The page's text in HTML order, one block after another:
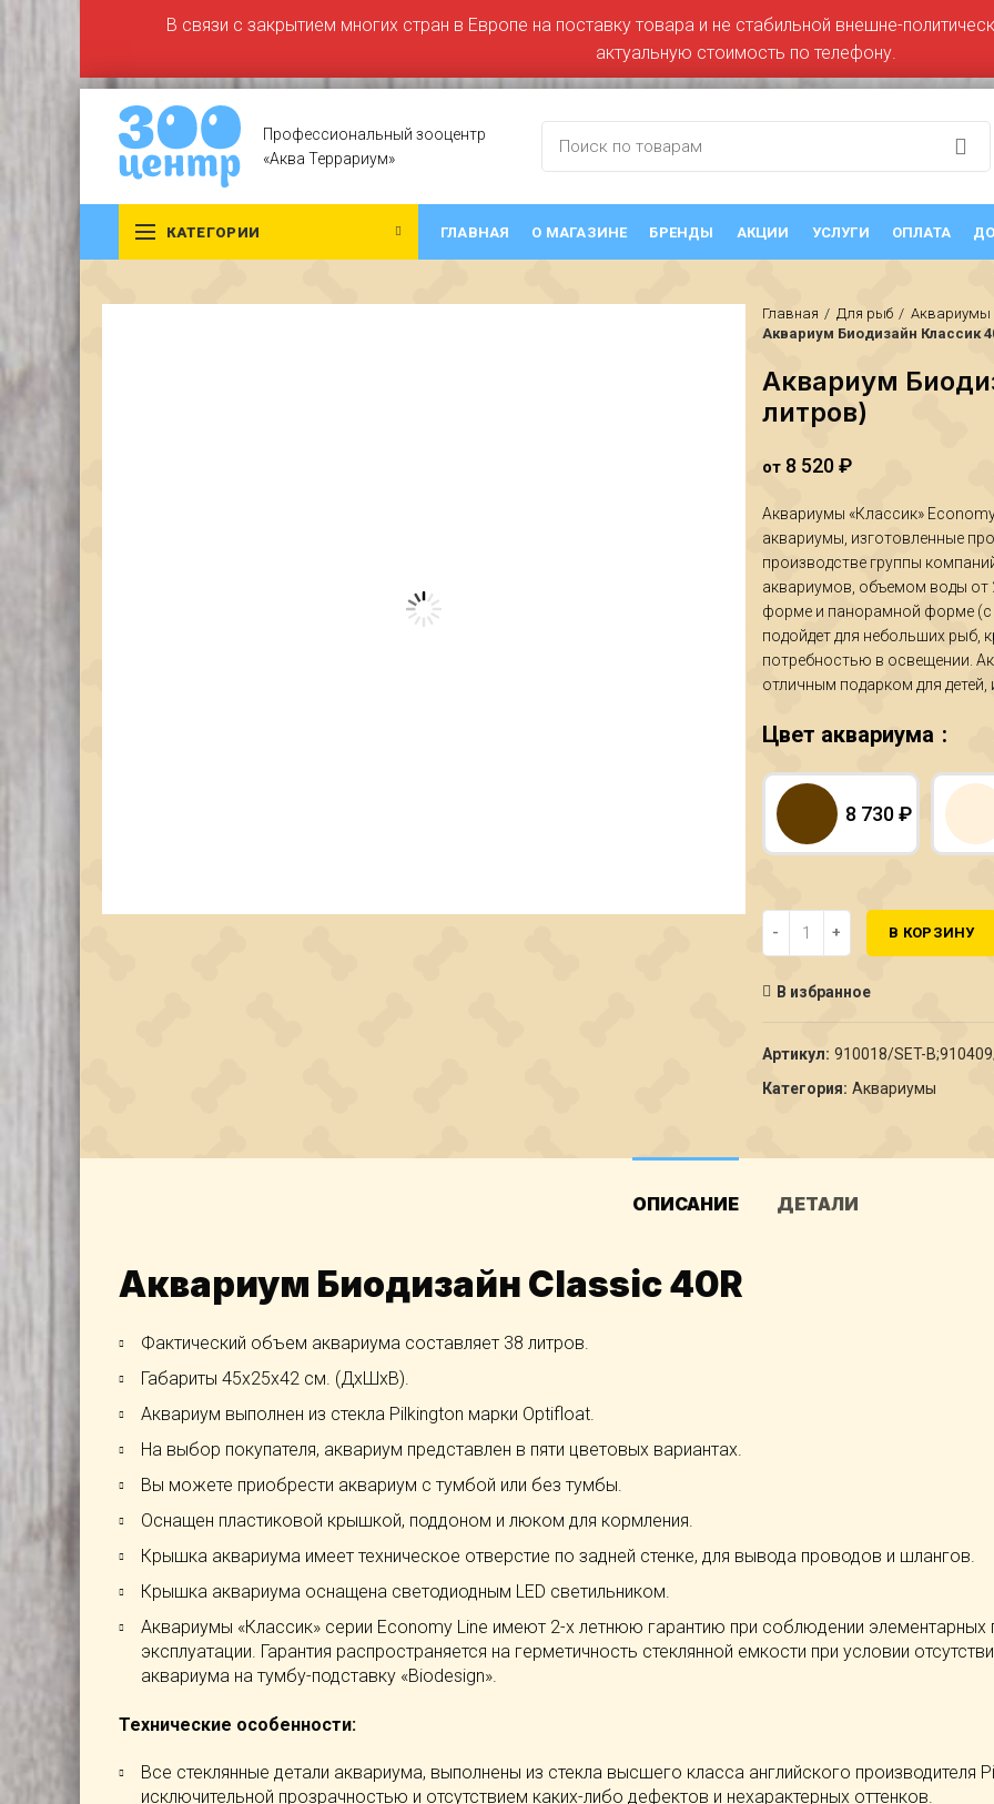
Профессиональный зооцентр
«Аква Террариум»
КАТЕГОРИИ ГЛАВНАЯ О МАГАЗИНЕ БРЕНДЫ АКЦИИ УСЛУГИ ОПЛАТА
Главная Для рыб
Аквариумы
Аквариум Биодизайн Классик
Аквариум
литров)
от 8 520₽
Аквариумы «Классик»
аквариумы, изготовленные
производстве группы
аквариумов, объемом воды от
форме и панорамной форме (с
подойдет для небольших рыб,
потребностью в освещении.
отличным подарком для
Цвет аквариума
8 730₽
В КОРЗИНУ
В избранное
Артикул: 910018/SET-
Категория: Аквариумы
ОПИСАНИЕ ДЕТАЛИ
Аквариум Биодизайн Classic 40R
Фактический объем аквариума составляет 38 литров.
Габариты 45х25х42 см. (ДхШхВ).
Аквариум выполнен из стекла Pilkington марки Optifloat.
На выбор покупателя, аквариум представлен в пяти цветовых вариантах.
Вы можете приобрести аквариум с тумбой или без тумбы.
Оснащен пластиковой крышкой, поддоном и люком для кормления.
Крышка аквариума имеет техническое отверстие по задней стенке, для вывода проводов и шлангов.
Крышка аквариума оснащена светодиодным LED светильником.
Аквариумы «Классик» серии Economy Line имеют 2-х летнюю гарантию при соблюдении элементарных
эксплуатации. Гарантия распространяется на герметичность стеклянной емкости при условии
аквариума на тумбу-подставку «Biodesign».
Технические особенности:
Все стеклянные детали аквариума, выполнены из стекла высшего класса английского производителя
исключительной прозрачностью и отсутствием каких-либо дефектов и нехарактерных оттенков.
В связи с закрытием многих стран в Европе на поставку товара и не стабильной внешне-
актуальную стоимость по телефону.